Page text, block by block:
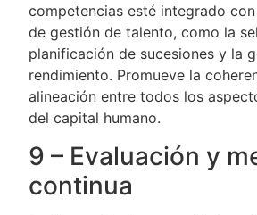
competencias esté integrado
de gestión de talento, como la
planificación de sucesiones y la
rendimiento. Promueve la
alineación entre todos los
del capital humano.
9 – Evaluación y
continua